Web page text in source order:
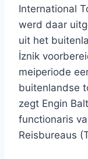
International
werd daar
uit het
İznik
meiperiode
buitenlandse
zegt Engin
functionaris
Reisbureaus